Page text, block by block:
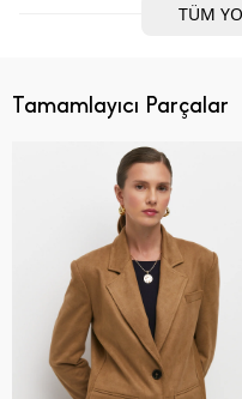
TÜM
Tamamlayıcı Parçalar